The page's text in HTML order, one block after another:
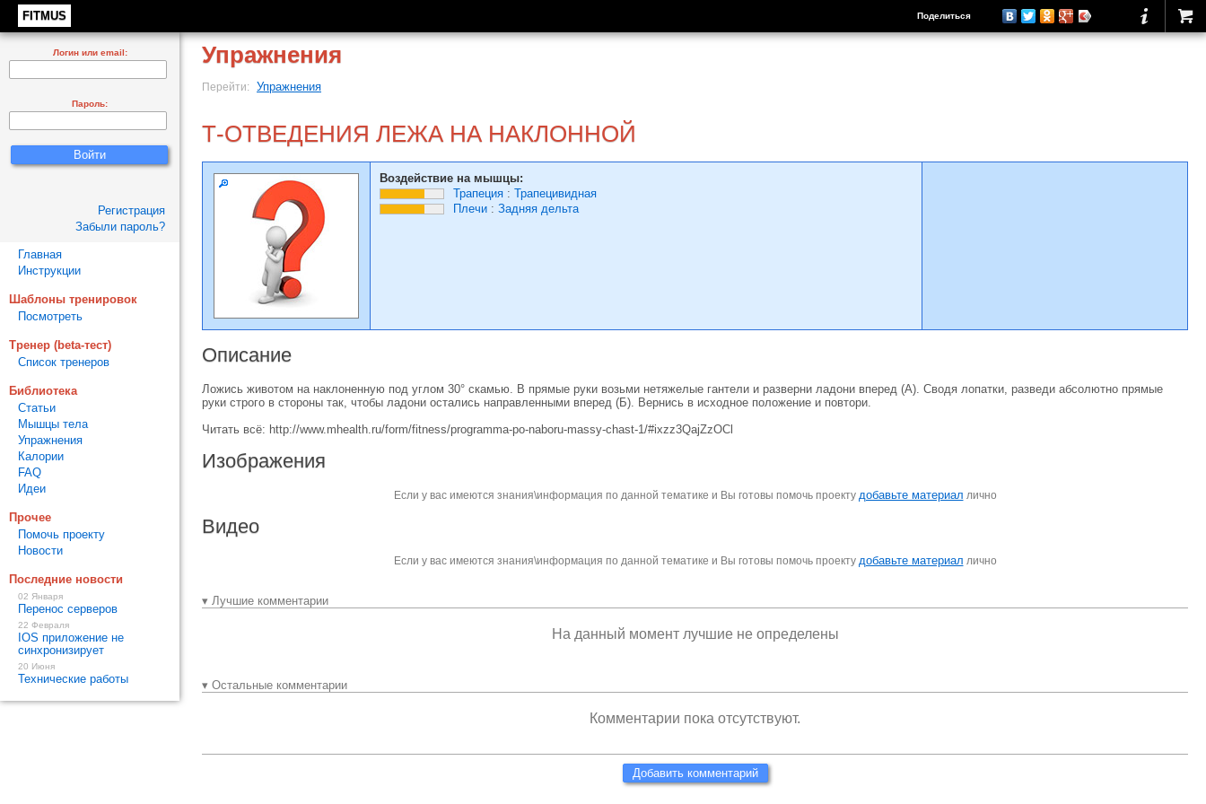
FITMUS Поделиться
Упражнения
Перейти: Упражнения
Т-ОТВЕДЕНИЯ ЛЕЖА НА НАКЛОННОЙ
Воздействие на мышцы:
Трапеция : Трапецивидная
Плечи : Задняя дельта
Описание
Ложись животом на наклоненную под углом 30° скамью. В прямые руки возьми нетяжелые гантели и разверни ладони вперед (А). Сводя лопатки, разведи абсолютно прямые
руки строго в стороны так, чтобы ладони остались направленными вперед (Б). Вернись в исходное положение и повтори.
Читать всё: http://www.mhealth.ru/form/fitness/programma-po-naboru-massy-chast-1/#ixzz3QajZzOCl
Изображения
Если у вас имеются знания\информация по данной тематике и Вы готовы помочь проекту добавьте материал лично
Видео
Если у вас имеются знания\информация по данной тематике и Вы готовы помочь проекту добавьте материал лично
▾ Лучшие комментарии
На данный момент лучшие не определены
▾ Остальные комментарии
Комментарии пока отсутствуют.
Добавить комментарий
Логин или email:
Пароль:
Регистрация
Забыли пароль?
Главная
Инструкции
Шаблоны тренировок
Посмотреть
Тренер (beta-тест)
Список тренеров
Библиотека
Статьи
Мышцы тела
Упражнения
Калории
FAQ
Идеи
Прочее
Помочь проекту
Новости
Последние новости
02 Января
Перенос серверов
22 Февраля
IOS приложение не
синхронизирует
20 Июня
Технические работы